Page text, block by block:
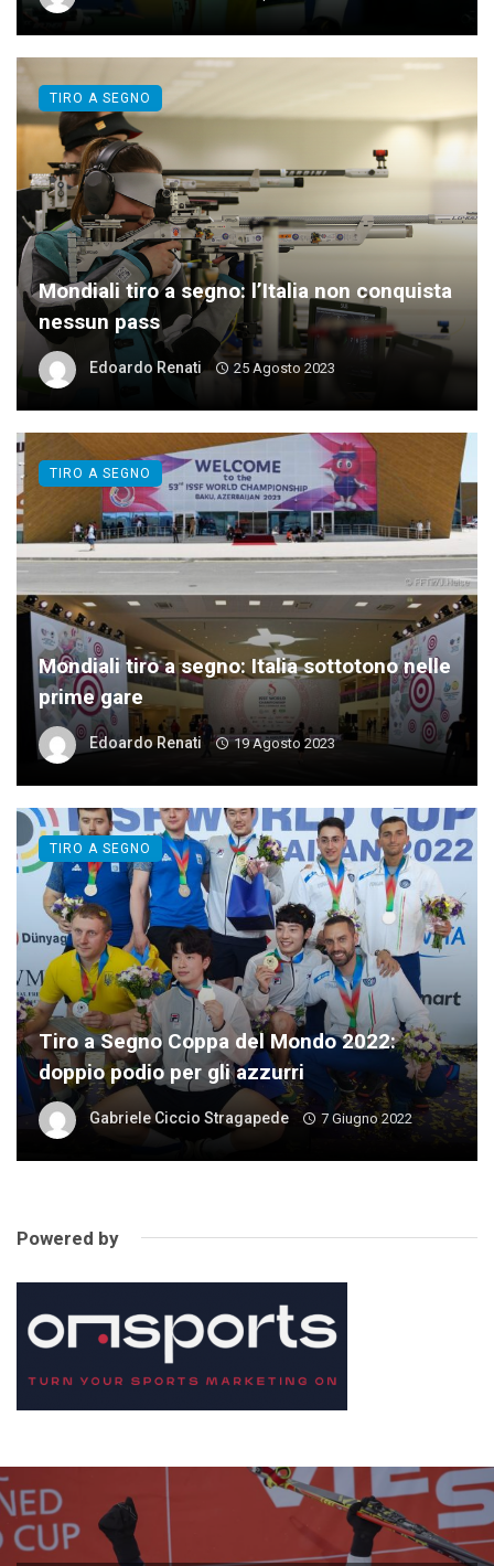
Mondiali tiro a segno: l’Italia non conquista
nessun pass
Edoardo Renati 25 Agosto 2023
TIRO A SEGNO
Mondiali tiro a segno: Italia sottotono nelle
prime gare
Edoardo Renati 19 Agosto 2023
TIRO A SEGNO
Tiro a Segno Coppa del Mondo 2022:
doppio podio per gli azzurri
Gabriele Ciccio Stragapede 7 Giugno 2022
TIRO A SEGNO
Powered by